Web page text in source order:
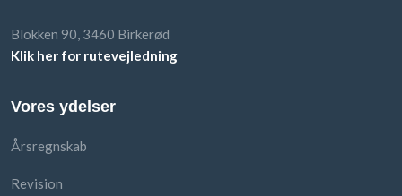
Blokken 90, 3460 Birkerød
Klik her for rutevejledning
Vores ydelser
Årsregnskab
Revision